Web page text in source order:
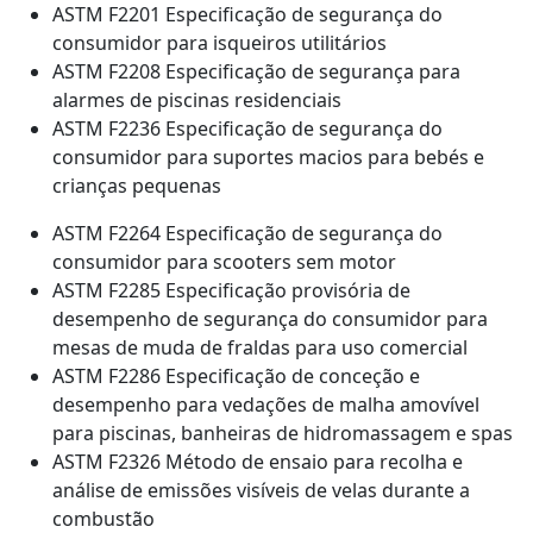
ASTM F2201 Especificação de segurança do
consumidor para isqueiros utilitários
ASTM F2208 Especificação de segurança para
alarmes de piscinas residenciais
ASTM F2236 Especificação de segurança do
consumidor para suportes macios para bebés e
crianças pequenas
ASTM F2264 Especificação de segurança do
consumidor para scooters sem motor
ASTM F2285 Especificação provisória de
desempenho de segurança do consumidor para
mesas de muda de fraldas para uso comercial
ASTM F2286 Especificação de conceção e
desempenho para vedações de malha amovível
para piscinas, banheiras de hidromassagem e spas
ASTM F2326 Método de ensaio para recolha e
análise de emissões visíveis de velas durante a
combustão